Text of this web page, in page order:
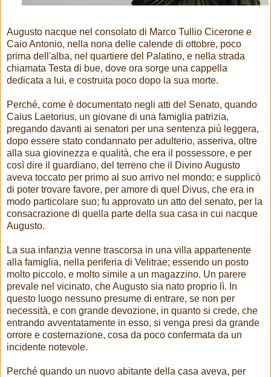
Augusto nacque nel consolato di Marco Tullio Cicerone e
Caio Antonio, nella nona delle calende di ottobre, poco
prima dell'alba, nel quartiere del Palatino, e nella strada
chiamata Testa di bue, dove ora sorge una cappella
dedicata a lui, e costruita poco dopo la sua morte.
Perché, come è documentato negli atti del Senato, quando
Caius Laetorius, un giovane di una famiglia patrizia,
pregando davanti ai senatori per una sentenza più leggera,
dopo essere stato condannato per adulterio, asseriva, oltre
alla sua giovinezza e qualità, che era il possessore, e per
così dire il guardiano, del terreno che il Divino Augusto
aveva toccato per primo al suo arrivo nel mondo; e supplicò
di poter trovare favore, per amore di quel Divus, che era in
modo particolare suo; fu approvato un atto del senato, per la
consacrazione di quella parte della sua casa in cui nacque
Augusto.
La sua infanzia venne trascorsa in una villa appartenente
alla famiglia, nella periferia di Velitrae; essendo un posto
molto piccolo, e molto simile a un magazzino. Un parere
prevale nel vicinato, che Augusto sia nato proprio lì. In
questo luogo nessuno presume di entrare, se non per
necessità, e con grande devozione, in quanto si crede, che
entrando avventatamente in esso, si venga presi da grande
orrore e costernazione, cosa da poco confermata da un
incidente notevole.
Perché quando un nuovo abitante della casa aveva, per